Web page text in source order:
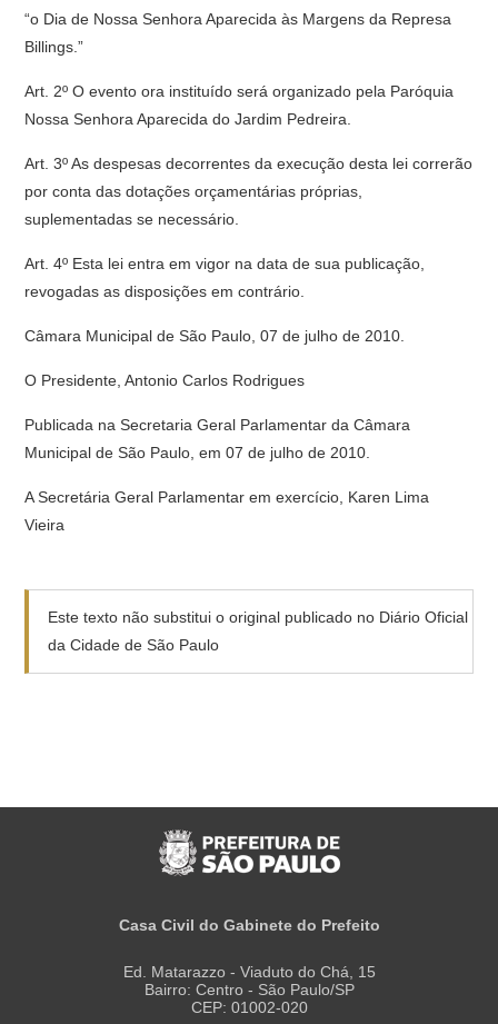
“o Dia de Nossa Senhora Aparecida às Margens da Represa
Billings.”
Art. 2º O evento ora instituído será organizado pela Paróquia
Nossa Senhora Aparecida do Jardim Pedreira.
Art. 3º As despesas decorrentes da execução desta lei correrão
por conta das dotações orçamentárias próprias,
suplementadas se necessário.
Art. 4º Esta lei entra em vigor na data de sua publicação,
revogadas as disposições em contrário.
Câmara Municipal de São Paulo, 07 de julho de 2010.
O Presidente, Antonio Carlos Rodrigues
Publicada na Secretaria Geral Parlamentar da Câmara
Municipal de São Paulo, em 07 de julho de 2010.
A Secretária Geral Parlamentar em exercício, Karen Lima
Vieira
Este texto não substitui o original publicado no Diário Oficial
da Cidade de São Paulo
Casa Civil do Gabinete do Prefeito
Ed. Matarazzo - Viaduto do Chá, 15
Bairro: Centro - São Paulo/SP
CEP: 01002-020